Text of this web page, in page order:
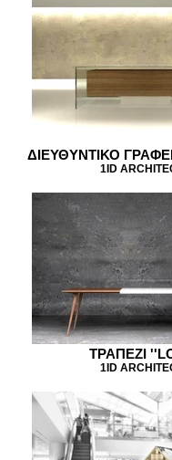
ΔΙΕΥΘΥΝΤΙΚΟ
1ID
ΤΡΑΠΕΖΙ
1ID